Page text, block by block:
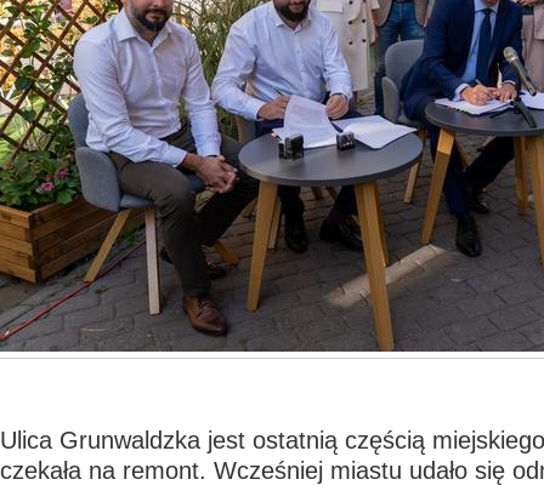
Ulica Grunwaldzka jest ostatnią częścią
czekała na remont. Wcześniej miastu udało się